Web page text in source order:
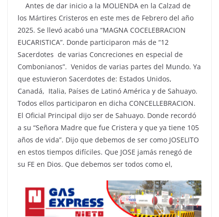
Antes de dar inicio a la MOLIENDA en la Calzad de
los Mártires Cristeros en este mes de Febrero del año
2025. Se llevó acabó una “MAGNA COCELEBRACION
EUCARISTICA”. Donde participaron más de “12
Sacerdotes de varias Concreciones en especial de
Combonianos”. Venidos de varias partes del Mundo. Ya
que estuvieron Sacerdotes de: Estados Unidos,
Canadá, Italia, Países de Latinó América y de Sahuayo.
Todos ellos participaron en dicha CONCELLEBRACION.
El Oficial Principal dijo ser de Sahuayo. Donde recordó
a su “Señora Madre que fue Cristera y que ya tiene 105
años de vida”. Dijo que debemos de ser como JOSELITO
en estos tiempos difíciles. Que JOSE jamás renegó de
su FE en Dios. Que debemos ser todos como el,